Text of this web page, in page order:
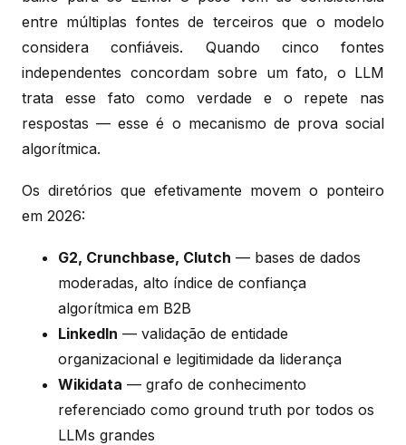
entre múltiplas fontes de terceiros que o modelo
considera confiáveis. Quando cinco fontes
independentes concordam sobre um fato, o LLM
trata esse fato como verdade e o repete nas
respostas — esse é o mecanismo de prova social
algorítmica.
Os diretórios que efetivamente movem o ponteiro
em 2026:
G2, Crunchbase, Clutch — bases de dados
moderadas, alto índice de confiança
algorítmica em B2B
LinkedIn — validação de entidade
organizacional e legitimidade da liderança
Wikidata — grafo de conhecimento
referenciado como ground truth por todos os
LLMs grandes